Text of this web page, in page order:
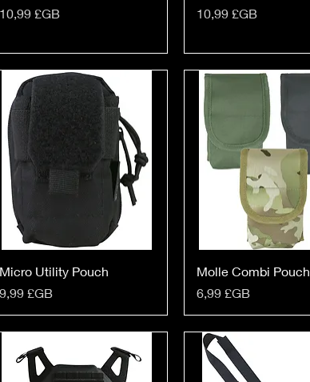
Prix
10,99 £GB
Prix
10,99 £GB
Micro Utility Pouch
Prix
9,99 £GB
Molle Combi Pouch
Prix
6,99 £GB